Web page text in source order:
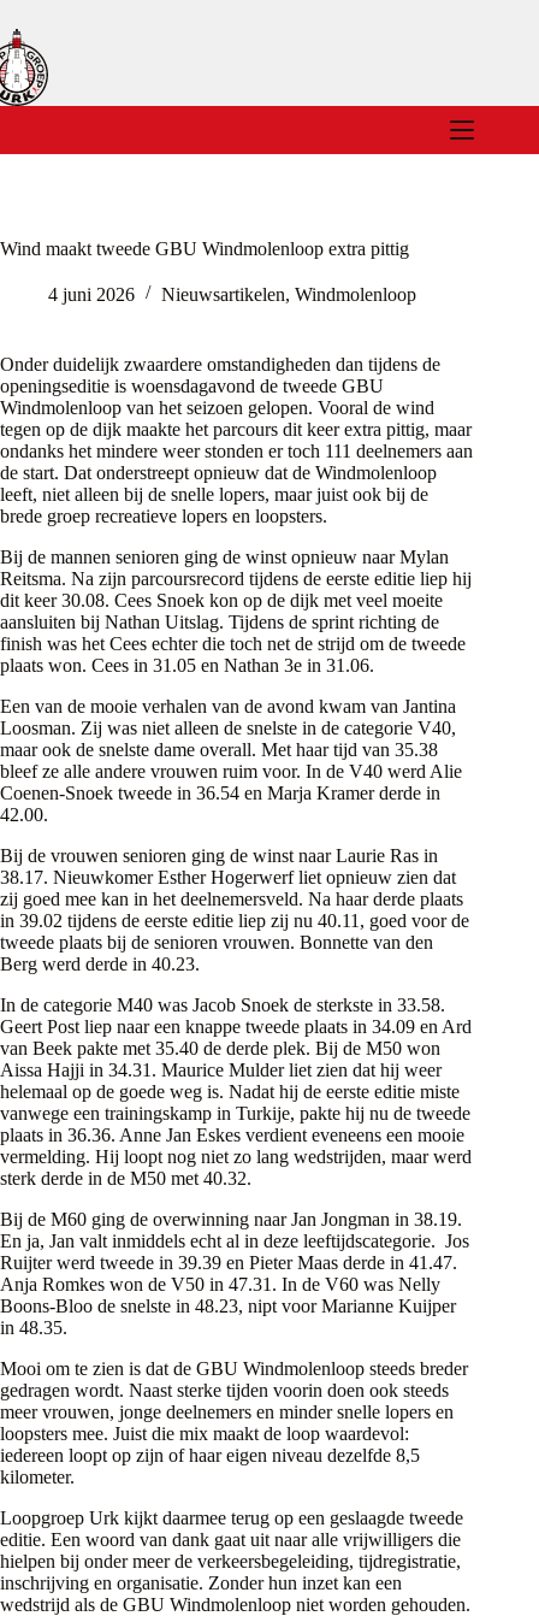
naar
de
inhoud
Wind maakt tweede GBU Windmolenloop extra pittig
4 juni 2026 Nieuwsartikelen, Windmolenloop
Onder duidelijk zwaardere omstandigheden dan tijdens de
openingseditie is woensdagavond de tweede GBU
Windmolenloop van het seizoen gelopen. Vooral de wind
tegen op de dijk maakte het parcours dit keer extra pittig, maar
ondanks het mindere weer stonden er toch 111 deelnemers aan
de start. Dat onderstreept opnieuw dat de Windmolenloop
leeft, niet alleen bij de snelle lopers, maar juist ook bij de
brede groep recreatieve lopers en loopsters.
Bij de mannen senioren ging de winst opnieuw naar Mylan
Reitsma. Na zijn parcoursrecord tijdens de eerste editie liep hij
dit keer 30.08. Cees Snoek kon op de dijk met veel moeite
aansluiten bij Nathan Uitslag. Tijdens de sprint richting de
finish was het Cees echter die toch net de strijd om de tweede
plaats won. Cees in 31.05 en Nathan 3e in 31.06.
Een van de mooie verhalen van de avond kwam van Jantina
Loosman. Zij was niet alleen de snelste in de categorie V40,
maar ook de snelste dame overall. Met haar tijd van 35.38
bleef ze alle andere vrouwen ruim voor. In de V40 werd Alie
Coenen-Snoek tweede in 36.54 en Marja Kramer derde in
42.00.
Bij de vrouwen senioren ging de winst naar Laurie Ras in
38.17. Nieuwkomer Esther Hogerwerf liet opnieuw zien dat
zij goed mee kan in het deelnemersveld. Na haar derde plaats
in 39.02 tijdens de eerste editie liep zij nu 40.11, goed voor de
tweede plaats bij de senioren vrouwen. Bonnette van den
Berg werd derde in 40.23.
In de categorie M40 was Jacob Snoek de sterkste in 33.58.
Geert Post liep naar een knappe tweede plaats in 34.09 en Ard
van Beek pakte met 35.40 de derde plek. Bij de M50 won
Aissa Hajji in 34.31. Maurice Mulder liet zien dat hij weer
helemaal op de goede weg is. Nadat hij de eerste editie miste
vanwege een trainingskamp in Turkije, pakte hij nu de tweede
plaats in 36.36. Anne Jan Eskes verdient eveneens een mooie
vermelding. Hij loopt nog niet zo lang wedstrijden, maar werd
sterk derde in de M50 met 40.32.
Bij de M60 ging de overwinning naar Jan Jongman in 38.19.
En ja, Jan valt inmiddels echt al in deze leeftijdscategorie. Jos
Ruijter werd tweede in 39.39 en Pieter Maas derde in 41.47.
Anja Romkes won de V50 in 47.31. In de V60 was Nelly
Boons-Bloo de snelste in 48.23, nipt voor Marianne Kuijper
in 48.35.
Mooi om te zien is dat de GBU Windmolenloop steeds breder
gedragen wordt. Naast sterke tijden voorin doen ook steeds
meer vrouwen, jonge deelnemers en minder snelle lopers en
loopsters mee. Juist die mix maakt de loop waardevol:
iedereen loopt op zijn of haar eigen niveau dezelfde 8,5
kilometer.
Loopgroep Urk kijkt daarmee terug op een geslaagde tweede
editie. Een woord van dank gaat uit naar alle vrijwilligers die
hielpen bij onder meer de verkeersbegeleiding, tijdregistratie,
inschrijving en organisatie. Zonder hun inzet kan een
wedstrijd als de GBU Windmolenloop niet worden gehouden.